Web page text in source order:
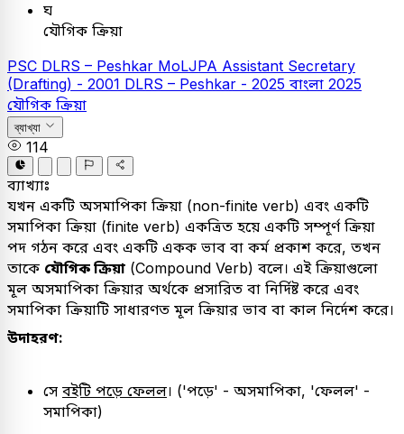
ঘ
যৌগিক ক্রিয়া
PSC DLRS – Peshkar MoLJPA Assistant Secretary
(Drafting) - 2001 DLRS – Peshkar - 2025 বাংলা 2025
যৌগিক ক্রিয়া
ব্যাখ্যা
114
ব্যাখ্যাঃ
যখন একটি অসমাপিকা ক্রিয়া (non-finite verb) এবং একটি
সমাপিকা ক্রিয়া (finite verb) একত্রিত হয়ে একটি সম্পূর্ণ ক্রিয়া
পদ গঠন করে এবং একটি একক ভাব বা কর্ম প্রকাশ করে, তখন
তাকে যৌগিক ক্রিয়া (Compound Verb) বলে। এই ক্রিয়াগুলো
মূল অসমাপিকা ক্রিয়ার অর্থকে প্রসারিত বা নির্দিষ্ট করে এবং
সমাপিকা ক্রিয়াটি সাধারণত মূল ক্রিয়ার ভাব বা কাল নির্দেশ করে।
উদাহরণ:
সে বইটি পড়ে ফেলল। ('পড়ে' - অসমাপিকা, 'ফেলল' -
সমাপিকা)